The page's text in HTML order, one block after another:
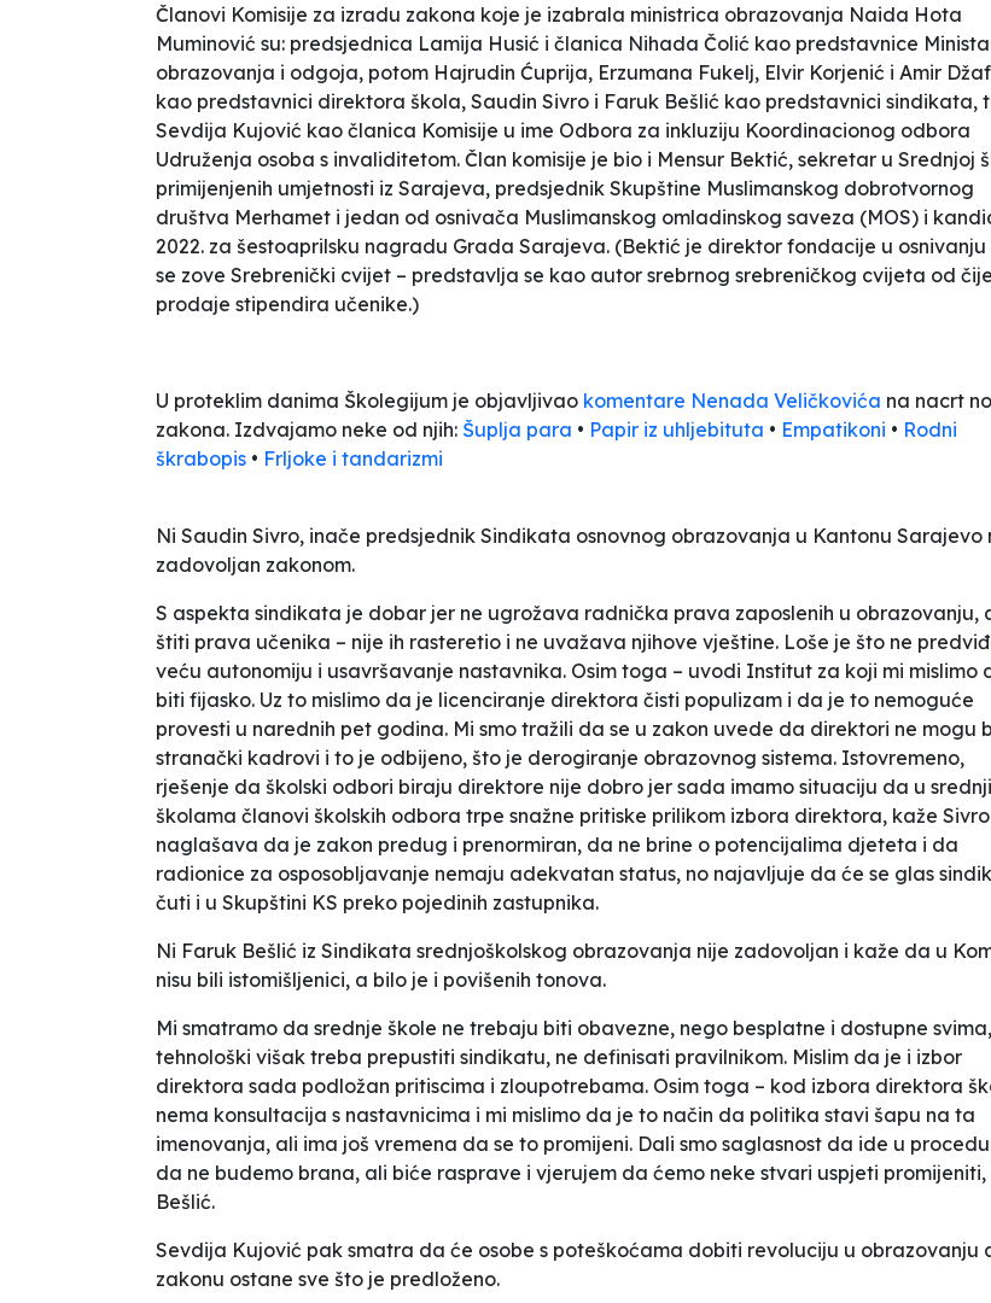
Članovi Komisije za izradu zakona koje je izabrala ministrica obrazovanja Naida Hota
Muminović su: predsjednica Lamija Husić i članica Nihada Čolić kao predstavnice
obrazovanja i odgoja, potom Hajrudin Ćuprija, Erzumana Fukelj, Elvir Korjenić i Amir
kao predstavnici direktora škola, Saudin Sivro i Faruk Bešlić kao predstavnici sindikata,
Sevdija Kujović kao članica Komisije u ime Odbora za inkluziju Koordinacionog odbora
Udruženja osoba s invaliditetom. Član komisije je bio i Mensur Bektić, sekretar u Srednjoj
primijenjenih umjetnosti iz Sarajeva, predsjednik Skupštine Muslimanskog dobrotvornog
društva Merhamet i jedan od osnivača Muslimanskog omladinskog saveza (MOS) i
2022. za šestoaprilsku nagradu Grada Sarajeva. (Bektić je direktor fondacije u osnivanju
se zove Srebrenički cvijet – predstavlja se kao autor srebrnog srebreničkog cvijeta od čije
prodaje stipendira učenike.)
U proteklim danima Školegijum je objavljivao komentare Nenada Veličkovića na nacrt
zakona. Izdvajamo neke od njih: Šuplja para • Papir iz uhljebituta • Empatikoni • Rodni
škrabopis • Frljoke i tandarizmi
Ni Saudin Sivro, inače predsjednik Sindikata osnovnog obrazovanja u Kantonu Sarajevo
zadovoljan zakonom.
S aspekta sindikata je dobar jer ne ugrožava radnička prava zaposlenih u obrazovanju,
štiti prava učenika – nije ih rasteretio i ne uvažava njihove vještine. Loše je što ne
veću autonomiju i usavršavanje nastavnika. Osim toga – uvodi Institut za koji mi mislimo
biti fijasko. Uz to mislimo da je licenciranje direktora čisti populizam i da je to nemoguće
provesti u narednih pet godina. Mi smo tražili da se u zakon uvede da direktori ne mogu
stranački kadrovi i to je odbijeno, što je derogiranje obrazovnog sistema. Istovremeno,
rješenje da školski odbori biraju direktore nije dobro jer sada imamo situaciju da u
školama članovi školskih odbora trpe snažne pritiske prilikom izbora direktora, kaže
naglašava da je zakon predug i prenormiran, da ne brine o potencijalima djeteta i da
radionice za osposobljavanje nemaju adekvatan status, no najavljuje da će se glas
čuti i u Skupštini KS preko pojedinih zastupnika.
Ni Faruk Bešlić iz Sindikata srednjoškolskog obrazovanja nije zadovoljan i kaže da u
nisu bili istomišljenici, a bilo je i povišenih tonova.
Mi smatramo da srednje škole ne trebaju biti obavezne, nego besplatne i dostupne
tehnološki višak treba prepustiti sindikatu, ne definisati pravilnikom. Mislim da je i izbor
direktora sada podložan pritiscima i zloupotrebama. Osim toga – kod izbora direktora
nema konsultacija s nastavnicima i mi mislimo da je to način da politika stavi šapu na ta
imenovanja, ali ima još vremena da se to promijeni. Dali smo saglasnost da ide u
da ne budemo brana, ali biće rasprave i vjerujem da ćemo neke stvari uspjeti promijeniti
Bešlić.
Sevdija Kujović pak smatra da će osobe s poteškoćama dobiti revoluciju u obrazovanju
zakonu ostane sve što je predloženo.